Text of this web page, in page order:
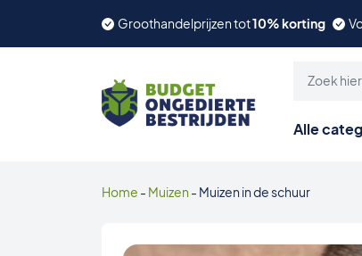
Groothandelprijzen tot10% korting
Alle
Home - Muizen - Muizen in de schuur